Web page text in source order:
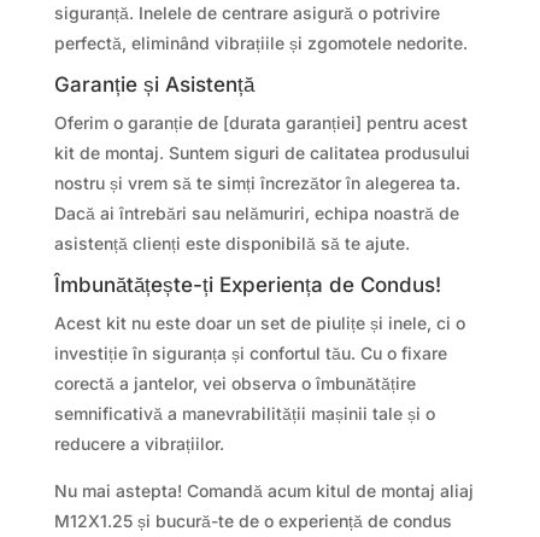
siguranță. Inelele de centrare asigură o potrivire
perfectă, eliminând vibrațiile și zgomotele nedorite.
Garanție și Asistență
Oferim o garanție de [durata garanției] pentru acest
kit de montaj. Suntem siguri de calitatea produsului
nostru și vrem să te simți încrezător în alegerea ta.
Dacă ai întrebări sau nelămuriri, echipa noastră de
asistență clienți este disponibilă să te ajute.
Îmbunătățește-ți Experiența de Condus!
Acest kit nu este doar un set de piulițe și inele, ci o
investiție în siguranța și confortul tău. Cu o fixare
corectă a jantelor, vei observa o îmbunătățire
semnificativă a manevrabilității mașinii tale și o
reducere a vibrațiilor.
Nu mai astepta! Comandă acum kitul de montaj aliaj
M12X1.25 și bucură-te de o experiență de condus